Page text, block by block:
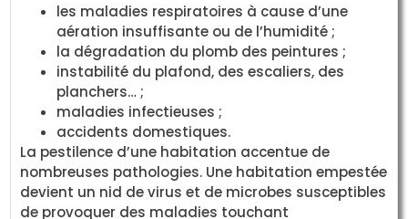
les maladies respiratoires à cause d’une
aération insuffisante ou de l’humidité ;
la dégradation du plomb des peintures ;
instabilité du plafond, des escaliers, des
planchers… ;
maladies infectieuses ;
accidents domestiques.
La pestilence d’une habitation accentue de
nombreuses pathologies. Une habitation empestée
devient un nid de virus et de microbes susceptibles
de provoquer des maladies touchant